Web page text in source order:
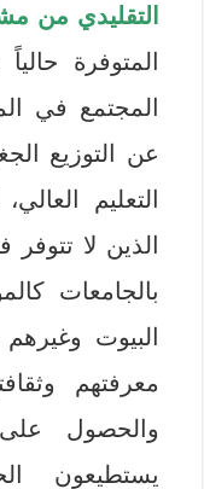
التقليدي من
المتوفرة
المجتمع في
عن التوزيع
التعليم
الذين لا تتوفر
بالجامعات
البيوت
معرفتهم
والحصول
يستطيعون